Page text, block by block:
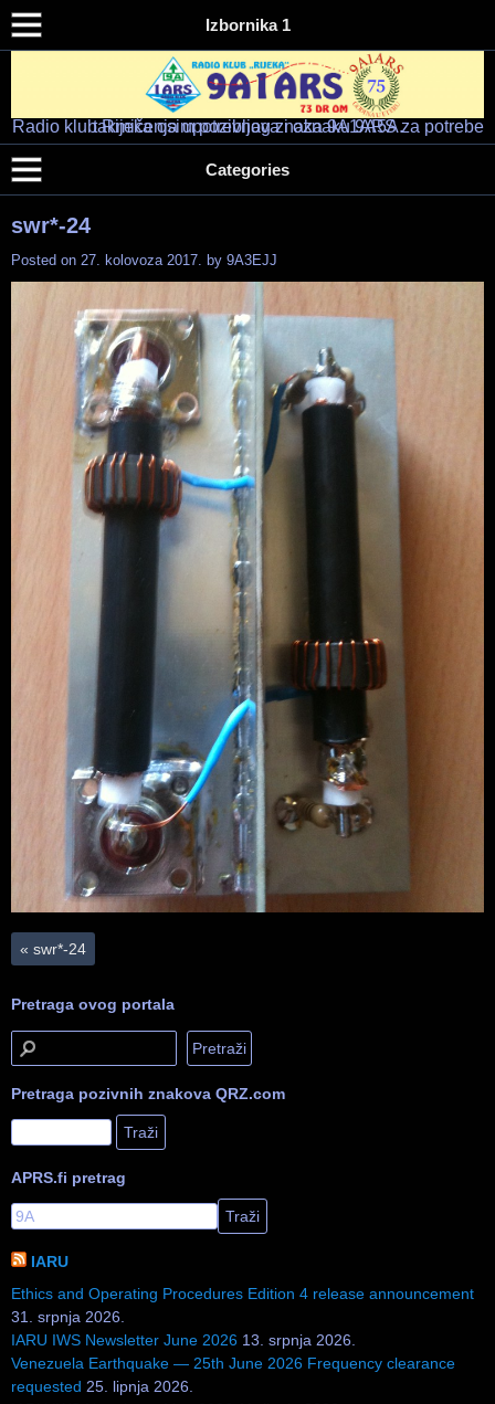
Izbornika 1
Radio klub "RIJEKA" – 9A1ARS – 9A5A
HAM RADIO KLUB RIJEKA
Radio klub Rijeka osim pozivnog znaka 9A1ARS za potrebe takmičenja upotrebljava i oznaku 9A5A.
Categories
swr*-24
Posted on 27. kolovoza 2017. by 9A3EJJ
« swr*-24
Pretraga ovog portala
Pretraga pozivnih znakova QRZ.com
APRS.fi pretrag
IARU
Ethics and Operating Procedures Edition 4 release announcement
31. srpnja 2026.
IARU IWS Newsletter June 2026 13. srpnja 2026.
Venezuela Earthquake — 25th June 2026 Frequency clearance
requested 25. lipnja 2026.